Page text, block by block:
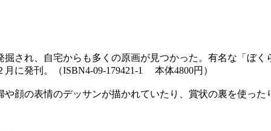
され、自宅からも多くの原画が見つかった。有名な「ぼ
に発刊。（ISBN4-09-179421-1 本体4800円）
顔の表情のデッサンが描かれていたり、賞状の裏を使った